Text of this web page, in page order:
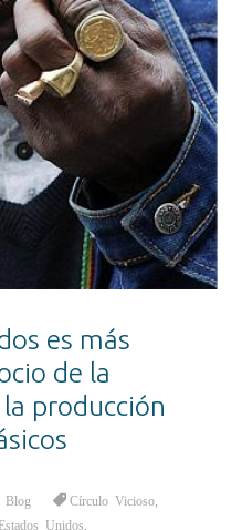
es más
de la
producción
Blog Círculo Vicioso
Estados Unidos